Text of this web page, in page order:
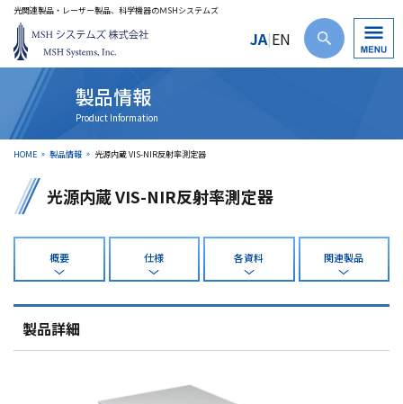
光関連製品・レーザー製品、科学機器のＭSHシステムズ
JA|EN
製品情報
HOME 製品情報 光源内蔵 VIS-NIR反射率測定器
光源内蔵 VIS-NIR反射率測定器
概要 仕様 各資料 関連製品
製品詳細